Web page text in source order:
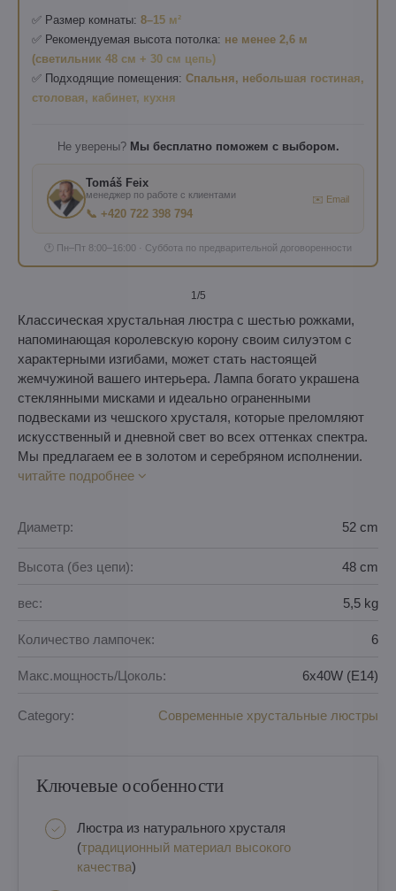
✅ Размер комнаты: 8–15 м²
✅ Рекомендуемая высота потолка: не менее 2,6 м
(светильник 48 см + 30 см цепь)
✅ Подходящие помещения: Спальня, небольшая гостиная,
столовая, кабинет, кухня
Не уверены? Мы бесплатно поможем с выбором.
Tomáš Feix
менеджер по работе с клиентами
📞 +420 722 398 794
✉️ Email
🕐 Пн–Пт 8:00–16:00 · Суббота по предварительной договоренности
1/5
Классическая хрустальная люстра с шестью рожками,
напоминающая королевскую корону своим силуэтом с
характерными изгибами, может стать настоящей
жемчужиной вашего интерьера. Лампа богато украшена
стеклянными мисками и идеально ограненными
подвесками из чешского хрусталя, которые преломляют
искусственный и дневной свет во всех оттенках спектра.
Мы предлагаем ее в золотом и серебряном исполнении.
читайте подробнее
Диаметр: 52 cm
Высота (без цепи): 48 cm
вес: 5,5 kg
Количество лампочек: 6
Макс.мощность/Цоколь: 6x40W (E14)
Category: Современные хрустальные люстры
Ключевые особенности
Люстра из натурального хрусталя
(традиционный материал высокого
качества)